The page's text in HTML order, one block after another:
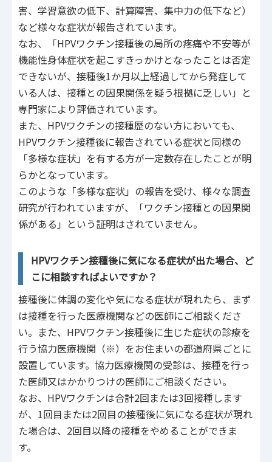
害、学習意欲の低下、計算障害、集中力の低下など）
など様々な症状が報告されています。
なお、「HPVワクチン接種後の局所の疼痛や不安等が
機能性身体症状を起こすきっかけとなったことは否定
できないが、接種後1か月以上経過してから発症して
いる人は、接種との因果関係を疑う根拠に乏しい」と
専門家により評価されています。
また、HPVワクチンの接種歴のない方においても、
HPVワクチン接種後に報告されている症状と同様の
「多様な症状」を有する方が一定数存在したことが明
らかとなっています。
このような「多様な症状」の報告を受け、様々な調査
研究が行われていますが、「ワクチン接種との因果関
係がある」という証明はされていません。
HPVワクチン接種後に気になる症状が出た場合、ど
こに相談すればよいですか？
接種後に体調の変化や気になる症状が現れたら、まず
は接種を行った医療機関などの医師にご相談くださ
い。また、HPVワクチン接種後に生じた症状の診療を
行う協力医療機関（※）をお住まいの都道府県ごとに
設置しています。協力医療機関の受診は、接種を行っ
た医師又はかかりつけの医師にご相談ください。
なお、HPVワクチンは合計2回または3回接種します
が、1回目または2回目の接種後に気になる症状が現れ
た場合は、2回目以降の接種をやめることができま
す。